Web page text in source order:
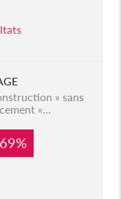
» sans
«...
69%